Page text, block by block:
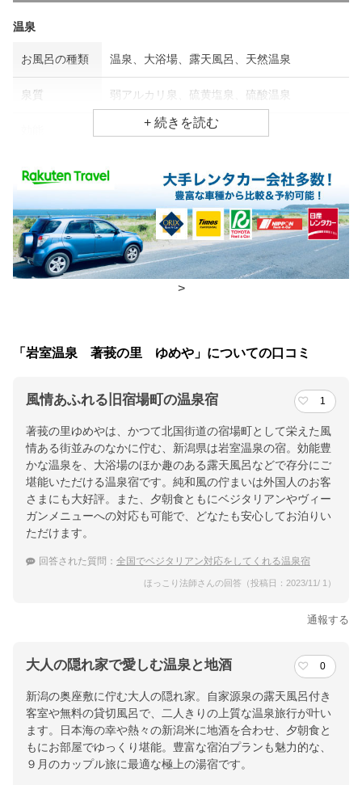
温泉
お風呂の種類 温泉、大浴場、露天風呂、天然温泉
泉質 弱アルカリ泉、硫黄塩泉、硫酸温泉
神経痛、冷え性、慢性消化器病
食事場所
朝食 個室、食事処
夕食 部屋、個室
チェックイン・チェックアウト時間
チェックアウ
11:00
上越新幹線 燕三条駅下車後車で３０分／ＪＲ越後線 岩室駅下
車後車で７分
提供：楽天トラベル
楽天トラベルで
>
「岩室温泉 著莪の里 ゆめや」についての口コミ
風情あふれる旧宿場町の温泉宿 1
著莪の里ゆめやは、かつて北国街道の宿場町として栄えた風
情ある街並みのなかに佇む、新潟県は岩室温泉の宿。効能豊
かな温泉を、大浴場のほか趣のある露天風呂などで存分にご
堪能いただける温泉宿です。純和風の佇まいは外国人のお客
さまにも大好評。また、夕朝食ともにベジタリアンやヴィー
ガンメニューへの対応も可能で、どなたも安心してお泊りい
ただけます。
回答された質問： 全国でベジタリアン対応をしてくれる温泉宿
ほっこり法師さんの回答（投稿日：2023/11/ 1）
通報する
大人の隠れ家で愛しむ温泉と地酒 0
新潟の奥座敷に佇む大人の隠れ家。自家源泉の露天風呂付き
客室や無料の貸切風呂で、二人きりの上質な温泉旅行が叶い
ます。日本海の幸や熱々の新潟米に地酒を合わせ、夕朝食と
もにお部屋でゆっくり堪能。豊富な宿泊プランも魅力的な、
９月のカップル旅に最適な極上の湯宿です。